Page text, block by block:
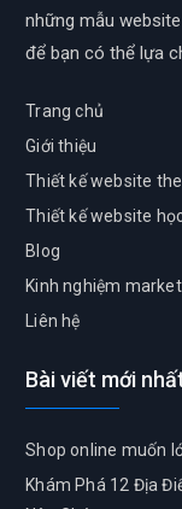
những mẫu
để bạn có thể lựa
Trang chủ
Giới thiệu
Thiết kế website
Thiết kế website
Blog
Kinh nghiệm
Liên hệ
Bài viết mới
Shop online muốn
Khám Phá 12 Địa